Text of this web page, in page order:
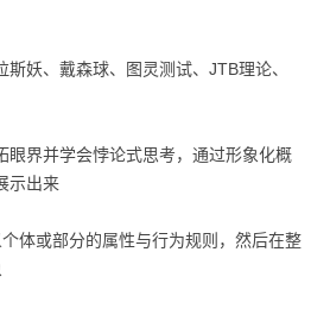
妖、戴森球、图灵测试、JTB理论、
眼界并学会悖论式思考，通过形象化概
示出来
体或部分的属性与行为规则，然后在整